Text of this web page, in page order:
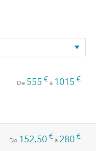
De 555 €à 1015 €
De 152.50 €à 280 €